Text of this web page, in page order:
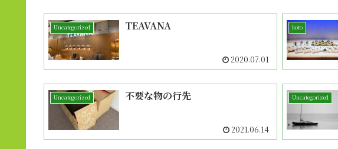
Uncategorized TEAVANA
2020.07.01
koto
Uncategorized 不要な物の行先
2021.06.14
Uncategorized